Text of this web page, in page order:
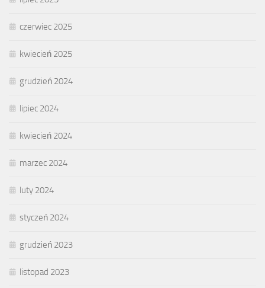
czerwiec 2025
kwiecień 2025
grudzień 2024
lipiec 2024
kwiecień 2024
marzec 2024
luty 2024
styczeń 2024
grudzień 2023
listopad 2023